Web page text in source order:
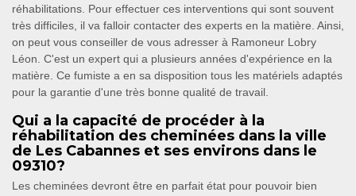
réhabilitations. Pour effectuer ces interventions qui sont souvent
très difficiles, il va falloir contacter des experts en la matière. Ainsi,
on peut vous conseiller de vous adresser à Ramoneur Lobry
Léon. C'est un expert qui a plusieurs années d'expérience en la
matière. Ce fumiste a en sa disposition tous les matériels adaptés
pour la garantie d'une très bonne qualité de travail.
Qui a la capacité de procéder à la
réhabilitation des cheminées dans la ville
de Les Cabannes et ses environs dans le
09310?
Les cheminées devront être en parfait état pour pouvoir bien